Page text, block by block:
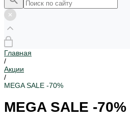
Главная
/
Акции
/
MEGA SALE -70%
MEGA SALE -70%